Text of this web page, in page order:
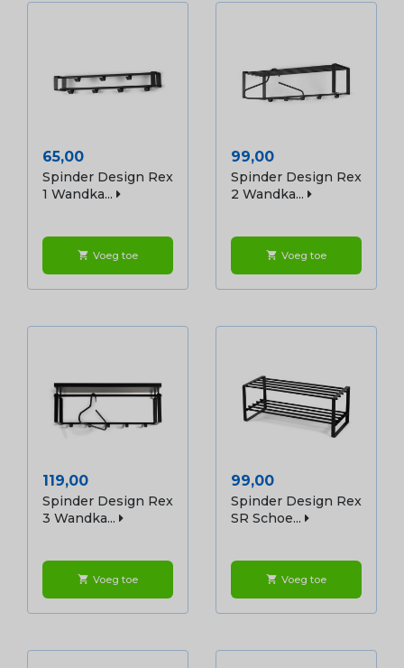
Prijs
65,00
Spinder Design Rex
1 Wandka...
shopping_cart Voeg toe
Prijs
99,00
Spinder Design Rex
2 Wandka...
shopping_cart Voeg toe
Prijs
119,00
Spinder Design Rex
3 Wandka...
shopping_cart Voeg toe
Prijs
99,00
Spinder Design Rex
SR Schoe...
shopping_cart Voeg toe